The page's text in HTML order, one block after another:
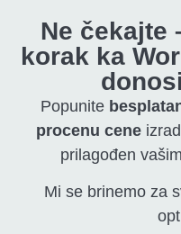
Ne čekajte
korak ka
Popunite
procenu cene
prilagođen
Mi se brinemo za